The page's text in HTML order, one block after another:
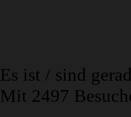
Es ist / sind
Mit 2497